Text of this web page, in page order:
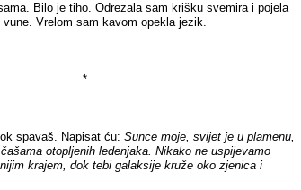
Bilo je tiho. Odrezala sam krišku svemira i pojela
Vrelom sam kavom opekla jezik.
*
spavaš. Napisat ću: Sunce moje, svijet je u plamenu,
otopljenih ledenjaka. Nikako ne uspijevamo
krajem, dok tebi galaksije kruže oko zjenica i